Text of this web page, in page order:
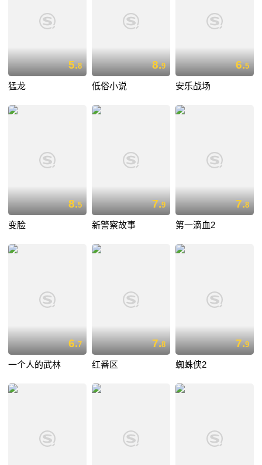
5.8
猛龙
8.9
低俗小说
6.5
安乐战场
8.5
变脸
7.9
新警察故事
7.8
第一滴血2
6.7
一个人的武林
7.8
红番区
7.9
蜘蛛侠2